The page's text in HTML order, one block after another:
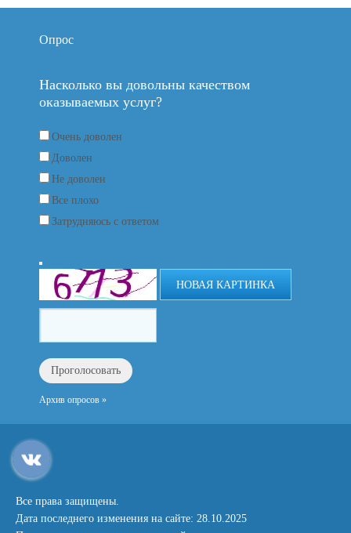
Опрос
Насколько вы довольны качеством
оказываемых услуг?
Очень доволен
Доволен
Не доволен
Все плохо
Затрудняюсь с ответом
НОВАЯ КАРТИНКА
Архив опросов »
Все права защищены.
Дата последнего изменения на сайте: 28.10.2025